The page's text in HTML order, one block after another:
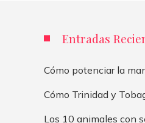
Entradas
Cómo potenciar la
Cómo Trinidad y
Los 10 animales con